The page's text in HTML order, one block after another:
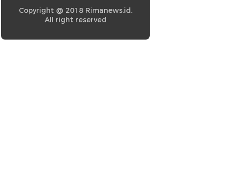
Copyright @ 2018 Rimanews.id.
All right reserved